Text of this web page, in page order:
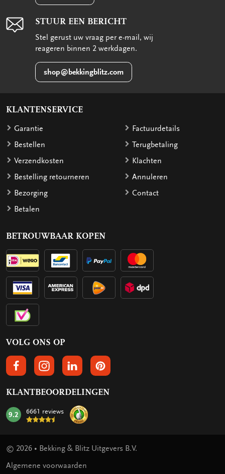
STUUR EEN BERICHT
Stel gerust uw vraag per e-mail, wij
reageren binnen 2 werkdagen.
shop@bekkingblitz.com
KLANTENSERVICE
Garantie
Bestellen
Verzendkosten
Bestelling retourneren
Bezorging
Betalen
Factuurdetails
Terugbetaling
Klachten
Annuleren
Contact
BETROUWBAAR KOPEN
VOLG ONS OP
VOLGS ONS OP FACEBOOK
VOLG ONS OP INSTAGRAM
VOLG ONS OP LINKEDIN
VOLG ONS OP PINTEREST
KLANTBEOORDELINGEN
mark:
9.2 6661 reviews
© 2026 • Bekking & Blitz Uitgevers B.V.
Algemene voorwaarden